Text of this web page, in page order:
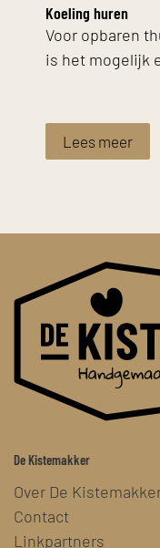
Koeling huren
Voor opbaren
is het mogelijk
Lees meer
De Kistemakker
Over De
Contact
Linkpartners